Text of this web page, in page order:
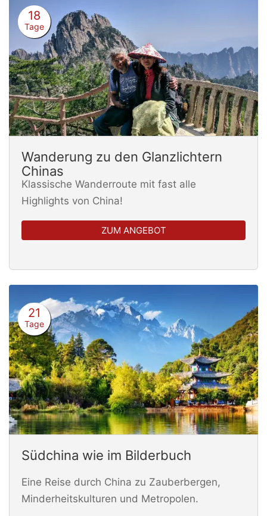
18
Tage
Wanderung zu den Glanzlichtern
Chinas
Klassische Wanderroute mit fast alle
Highlights von China!
ZUM ANGEBOT
21
Tage
Südchina wie im Bilderbuch
Eine Reise durch China zu Zauberbergen,
Minderheitskulturen und Metropolen.